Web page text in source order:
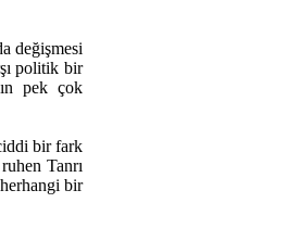
değişmesi
politik bir
pek çok
bir fark
Tanrı
bir